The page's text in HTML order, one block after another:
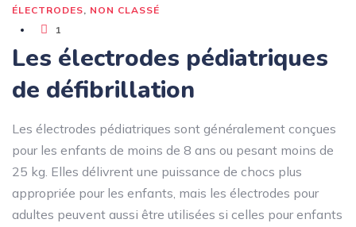
ÉLECTRODES, NON CLASSÉ
1
Les électrodes pédiatriques
de défibrillation
Les électrodes pédiatriques sont généralement conçues
pour les enfants de moins de 8 ans ou pesant moins de
25 kg. Elles délivrent une puissance de chocs plus
appropriée pour les enfants, mais les électrodes pour
adultes peuvent aussi être utilisées si celles pour enfants